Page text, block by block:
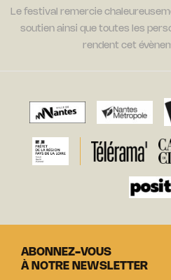
Le festival remercie
soutien ainsi que toutes les
rendent cet
ABONNEZ-VOUS
À NOTRE NEWSLETTER